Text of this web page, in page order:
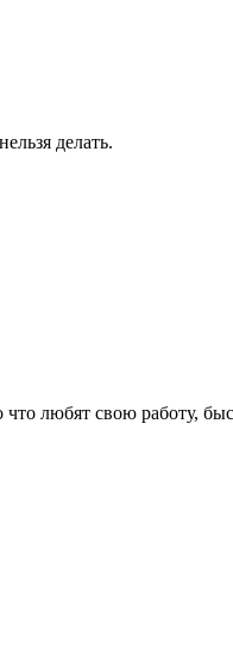
делать.
любят свою работу,